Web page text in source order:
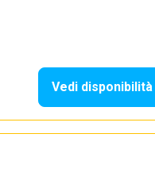
Vedi disponibilità